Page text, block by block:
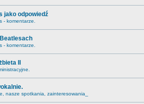
jako odpowiedź
- komentarze.
- komentarze.
II
nasze spotkania, zainteresowania_